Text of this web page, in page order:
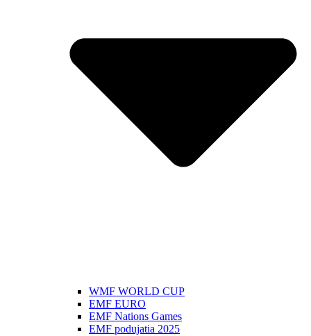
WMF WORLD CUP
EMF EURO
EMF Nations Games
EMF podujatia 2025